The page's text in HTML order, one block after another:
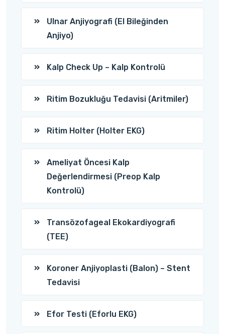
Ulnar Anjiyografi (El Bileğinden
Anjiyo)
Kalp Check Up – Kalp Kontrolü
Ritim Bozukluğu Tedavisi (Aritmiler)
Ritim Holter (Holter EKG)
Ameliyat Öncesi Kalp
Değerlendirmesi (Preop Kalp
Kontrolü)
Transözofageal Ekokardiyografi
(TEE)
Koroner Anjiyoplasti (Balon) – Stent
Tedavisi
Efor Testi (Eforlu EKG)